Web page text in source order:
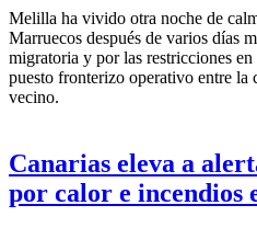
Melilla ha vivido otra noche de
Marruecos después de varios días
migratoria y por las restricciones
puesto fronterizo operativo entre la
vecino.
Canarias eleva a
por calor e incendios